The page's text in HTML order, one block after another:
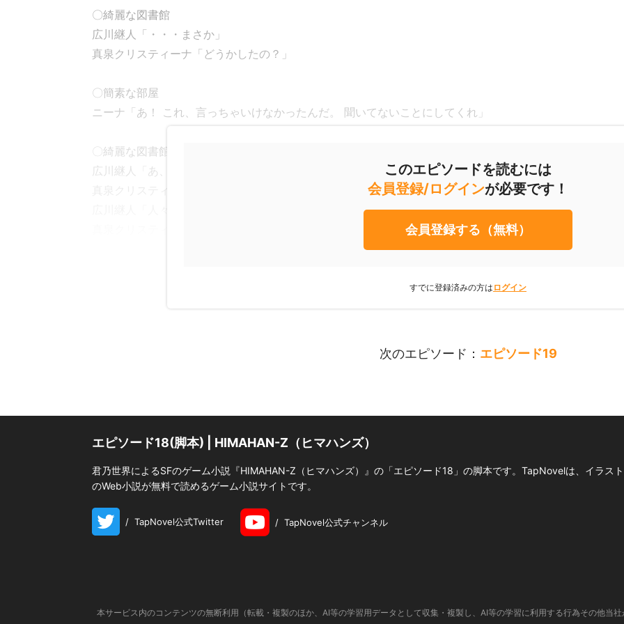
〇綺麗な図書館
広川継人「・・・まさか」
真泉クリスティーナ「どうかしたの？」
〇簡素な部屋
ニーナ「あ！ これ、言っちゃいけなかったんだ。 聞いてないことにしてくれ」
〇綺麗な図書館
広川継人「あ、いや、何でもないよ」
真泉クリスティーナ「とにかく、ＨＩＭＡＨＡＮ-Ｚは、人々の記憶を移植している。 それは間違いない
広川継人「人々の記憶を移植って・・・いったい、誰が何のためにそんなことを」
真泉クリスティーナ「さあ。 それはあなたのお父さんにでも聞いてみれば？」
このエピソードを読むには
会員登録/ログインが必要です！
会員登録する（無料）
すでに登録済みの方は ログイン
次のエピソード： エピソード19
エピソード18(脚本) | HIMAHAN-Z（ヒマハンズ）
君乃世界によるSFのゲーム小説『HIMAHAN-Z（ヒマハンズ）』の「エピソード18」の脚本です。TapNovelは、イラス
のWeb小説が無料で読めるゲーム小説サイトです。
/ TapNovel公式Twitter / TapNovel公式チャンネル
本サービス内のコンテンツの無断利用（転載・複製のほか、AI等の学習用データとして収集・複製し、AI等の学習に利用する行為その他当